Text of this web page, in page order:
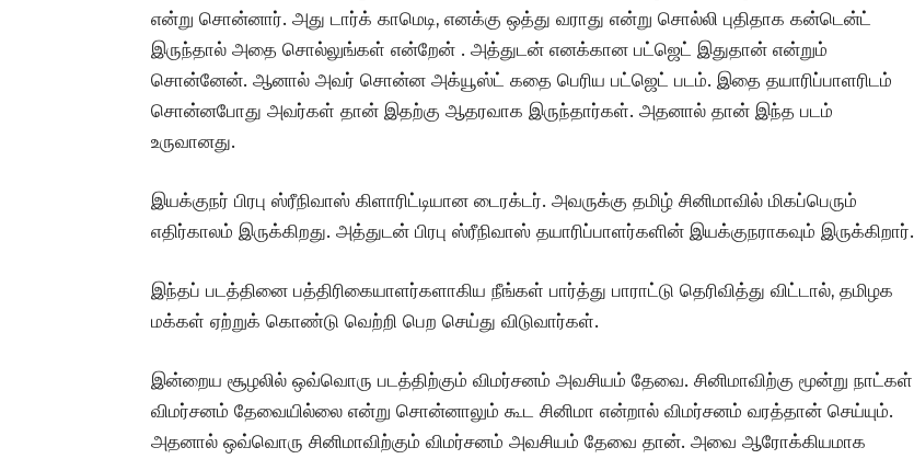
என்று சொன்னார். அது டார்க் காமெடி, எனக்கு ஒத்து வராது என்று சொல்லி புதிதாக கன்டென்ட்
இருந்தால் அதை சொல்லுங்கள் என்றேன் . அத்துடன் எனக்கான பட்ஜெட் இதுதான் என்றும்
சொன்னேன். ஆனால் அவர் சொன்ன அக்யூஸ்ட் கதை பெரிய பட்ஜெட் படம். இதை தயாரிப்பாளரிடம்
சொன்னபோது அவர்கள் தான் இதற்கு ஆதரவாக இருந்தார்கள். அதனால் தான் இந்த படம்
உருவானது.
இயக்குநர் பிரபு ஸ்ரீநிவாஸ் கிளாரிட்டியான டைரக்டர். அவருக்கு தமிழ் சினிமாவில் மிகப்பெரும்
எதிர்காலம் இருக்கிறது. அத்துடன் பிரபு ஸ்ரீநிவாஸ் தயாரிப்பாளர்களின் இயக்குநராகவும் இருக்கிறார்.
இந்தப் படத்தினை பத்திரிகையாளர்களாகிய நீங்கள் பார்த்து பாராட்டு தெரிவித்து விட்டால், தமிழக
மக்கள் ஏற்றுக் கொண்டு வெற்றி பெற செய்து விடுவார்கள்.
இன்றைய சூழலில் ஒவ்வொரு படத்திற்கும் விமர்சனம் அவசியம் தேவை. சினிமாவிற்கு மூன்று நாட்கள்
விமர்சனம் தேவையில்லை என்று சொன்னாலும் கூட சினிமா என்றால் விமர்சனம் வரத்தான் செய்யும்.
அதனால் ஒவ்வொரு சினிமாவிற்கும் விமர்சனம் அவசியம் தேவை தான். அவை ஆரோக்கியமாக